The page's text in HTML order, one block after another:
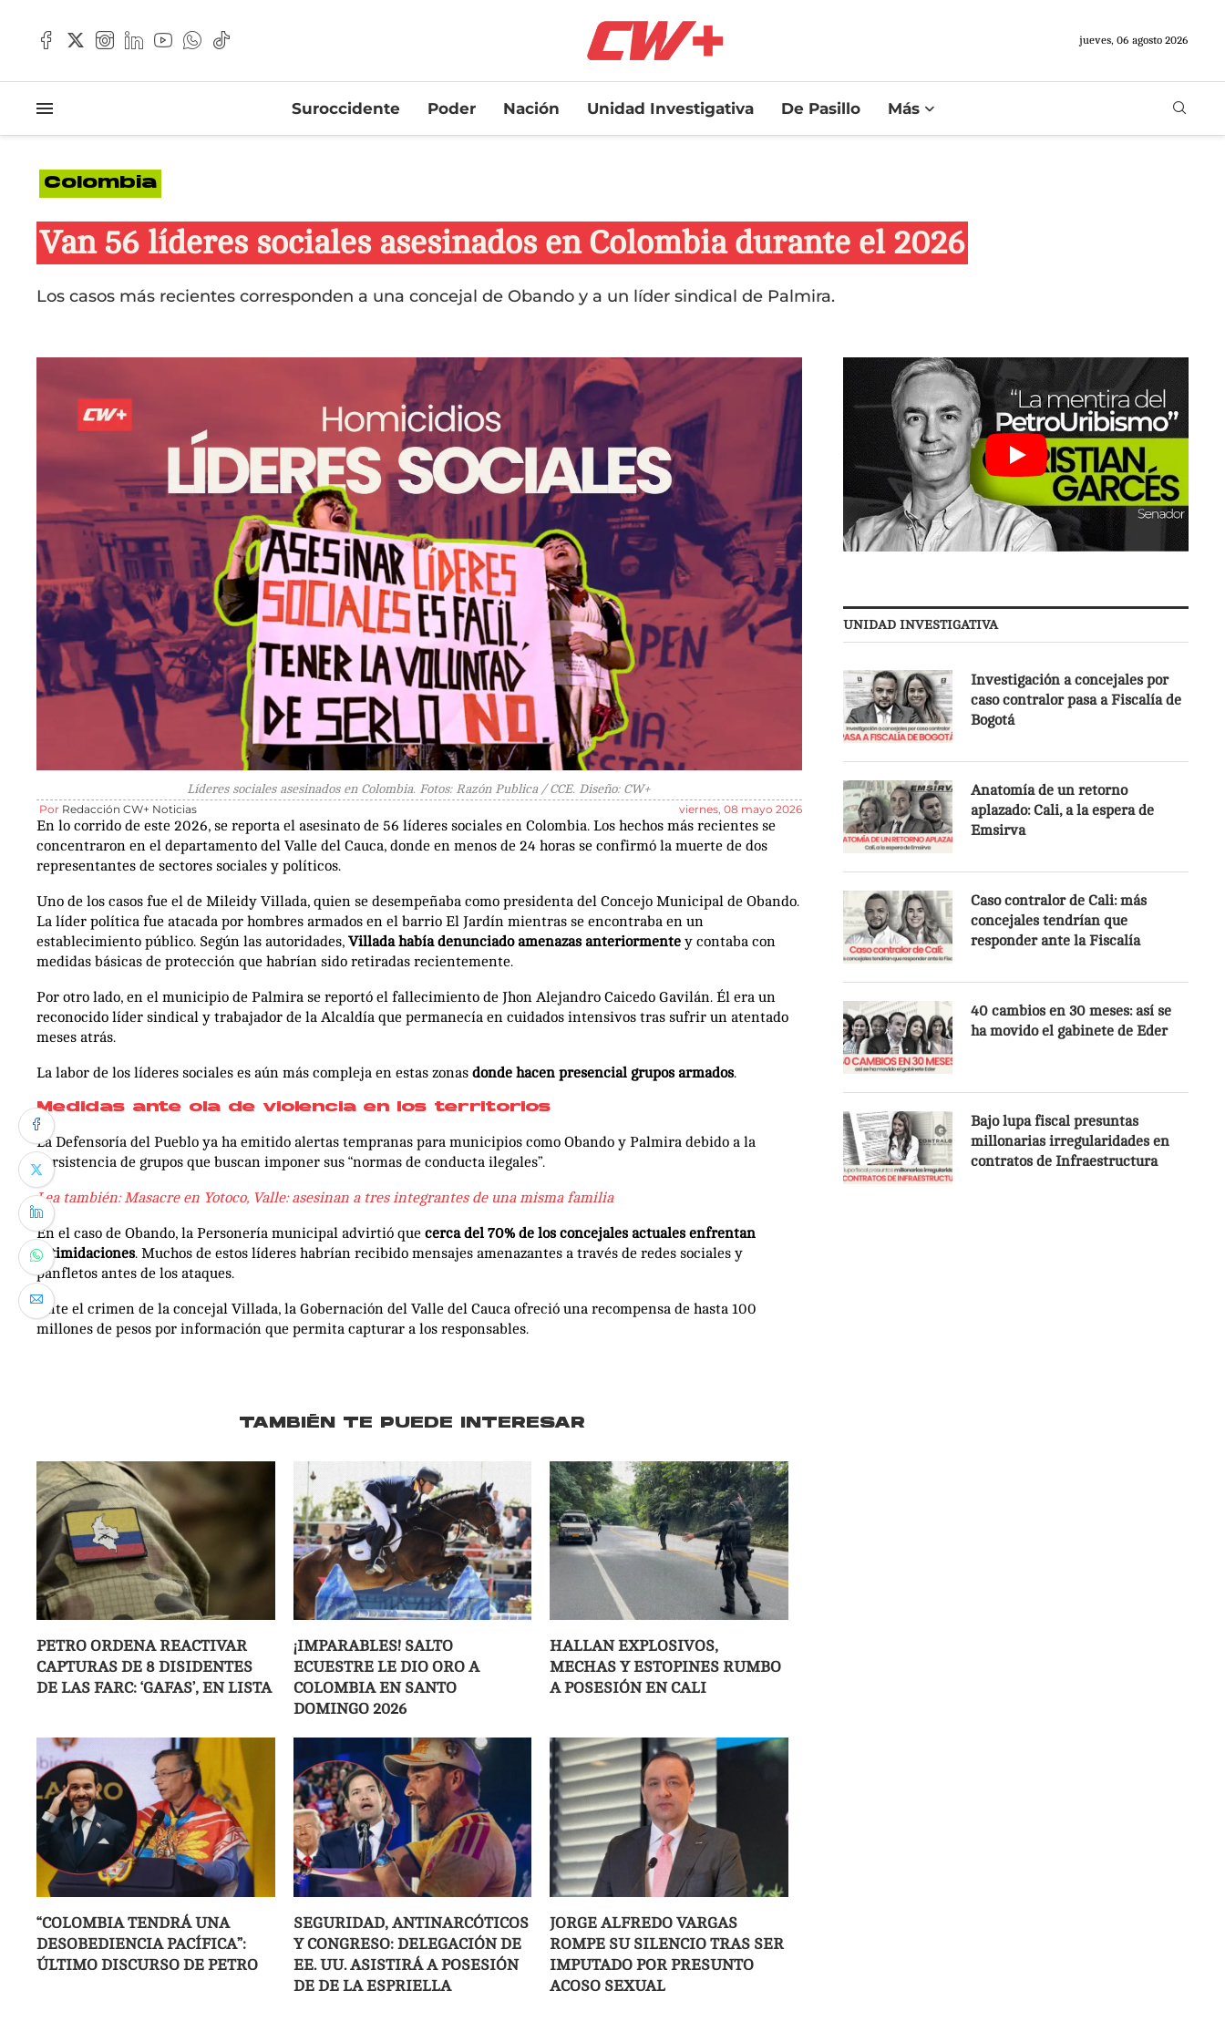
jueves, 06 agosto 2026
Suroccidente Poder Nación Unidad Investigativa De Pasillo Más
Colombia
Van 56 líderes sociales asesinados en Colombia durante el 2026
Los casos más recientes corresponden a una concejal de Obando y a un líder sindical de Palmira.
Líderes sociales asesinados en Colombia. Fotos: Razón Publica / CCE. Diseño: CW+
Por Redacción CW+ Noticias viernes, 08 mayo 2026
En lo corrido de este 2026, se reporta el asesinato de 56 líderes sociales en Colombia. Los hechos más recientes se
concentraron en el departamento del Valle del Cauca, donde en menos de 24 horas se confirmó la muerte de dos
representantes de sectores sociales y políticos.
Uno de los casos fue el de Mileidy Villada, quien se desempeñaba como presidenta del Concejo Municipal de Obando.
La líder política fue atacada por hombres armados en el barrio El Jardín mientras se encontraba en un
establecimiento público. Según las autoridades, Villada había denunciado amenazas anteriormente y contaba con
medidas básicas de protección que habrían sido retiradas recientemente.
Por otro lado, en el municipio de Palmira se reportó el fallecimiento de Jhon Alejandro Caicedo Gavilán. Él era un
reconocido líder sindical y trabajador de la Alcaldía que permanecía en cuidados intensivos tras sufrir un atentado
meses atrás.
La labor de los líderes sociales es aún más compleja en estas zonas donde hacen presencial grupos armados.
Medidas ante ola de violencia en los territorios
La Defensoría del Pueblo ya ha emitido alertas tempranas para municipios como Obando y Palmira debido a la
persistencia de grupos que buscan imponer sus “normas de conducta ilegales”.
Lea también: Masacre en Yotoco, Valle: asesinan a tres integrantes de una misma familia
En el caso de Obando, la Personería municipal advirtió que cerca del 70% de los concejales actuales enfrentan
intimidaciones. Muchos de estos líderes habrían recibido mensajes amenazantes a través de redes sociales y
panfletos antes de los ataques.
Ante el crimen de la concejal Villada, la Gobernación del Valle del Cauca ofreció una recompensa de hasta 100
millones de pesos por información que permita capturar a los responsables.
TAMBIÉN TE PUEDE INTERESAR
PETRO ORDENA REACTIVAR
CAPTURAS DE 8 DISIDENTES
DE LAS FARC: ‘GAFAS’, EN LISTA
¡IMPARABLES! SALTO
ECUESTRE LE DIO ORO A
COLOMBIA EN SANTO
DOMINGO 2026
HALLAN EXPLOSIVOS,
MECHAS Y ESTOPINES RUMBO
A POSESIÓN EN CALI
“COLOMBIA TENDRÁ UNA
DESOBEDIENCIA PACÍFICA”:
ÚLTIMO DISCURSO DE PETRO
SEGURIDAD, ANTINARCÓTICOS
Y CONGRESO: DELEGACIÓN DE
EE. UU. ASISTIRÁ A POSESIÓN
DE DE LA ESPRIELLA
JORGE ALFREDO VARGAS
ROMPE SU SILENCIO TRAS SER
IMPUTADO POR PRESUNTO
ACOSO SEXUAL
UNIDAD INVESTIGATIVA
Investigación a concejales por
caso contralor pasa a Fiscalía de
Bogotá
Anatomía de un retorno
aplazado: Cali, a la espera de
Emsirva
Caso contralor de Cali: más
concejales tendrían que
responder ante la Fiscalía
40 cambios en 30 meses: así se
ha movido el gabinete de Eder
Bajo lupa fiscal presuntas
millonarias irregularidades en
contratos de Infraestructura